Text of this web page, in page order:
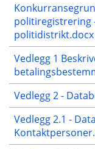
politiregistrering
politidistrikt.docx
Vedlegg 1
Vedlegg 2 -
Vedlegg 2.1 -